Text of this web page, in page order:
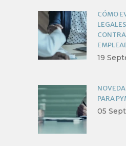
CÓMO
19
PARA
05